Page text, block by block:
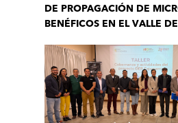
DE PROPAGACIÓN DE
BENÉFICOS EN EL VALLE